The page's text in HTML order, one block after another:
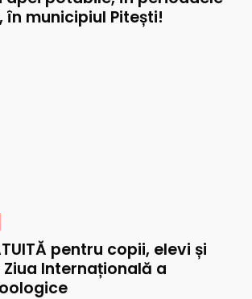
în municipiul Pitești!
pentru copii, elevi și
Internațională a